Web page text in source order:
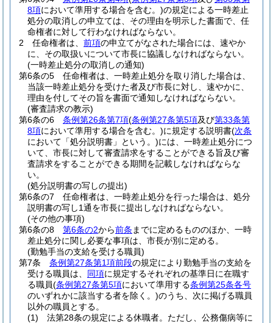
8項において準用する場合を含む。)の規定による一時差止
処分の取消しの申立ては、その理由を明示した書面で、任
命権者に対して行わなければならない。
2
任命権者は、 前項の申立てがなされた場合には、速やか
に、その取扱いについて市長に協議しなければならない。
(一時差止処分の取消しの通知)
第6条の5
任命権者は、一時差止処分を取り消した場合は、
当該一時差止処分を受けた者及び市長に対し、速やかに、
理由を付してその旨を書面で通知しなければならない。
(審査請求の教示)
第6条の6
条例第26条第7項(条例第27条第5項及び第33条第
8項において準用する場合を含む。)に規定する説明書(次条
において「処分説明書」という。)には、一時差止処分につ
いて、市長に対して審査請求をすることができる旨及び審
査請求をすることができる期間を記載しなければならな
い。
(処分説明書の写しの提出)
第6条の7
任命権者は、一時差止処分を行った場合は、処分
説明書の写し1通を市長に提出しなければならない。
(その他の事項)
第6条の8
第6条の2から前条 までに定めるもののほか、一時
差止処分に関し必要な事項は、市長が別に定める。
(勤勉手当の支給を受ける職員)
第7条
条例第27条第1項前段の規定により勤勉手当の支給を
受ける職員は、 同項に規定するそれぞれの基準日に在職す
る職員(条例第27条第5項において準用する条例第25条各号
のいずれかに該当する者を除く。)のうち、次に掲げる職員
以外の職員とする。
(1)
法第28条の規定による休職者。 ただし、公務傷病等に